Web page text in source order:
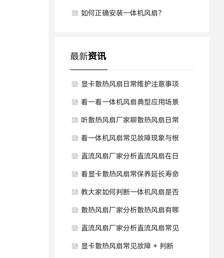
特点？
如何正确安装一体机风扇？
最新资讯
显卡散热风扇日常维护注意事项
是什么？
看一看一体机风扇典型应用场景
有哪些？
听散热风扇厂家聊散热风扇日常
使用注意事项是什么？
看一体机风扇常见故障现象与根
本原因是什么？
直流风扇厂家分析直流风扇在日
常中需要做哪些维护保养？
看显卡散热风扇常保养延长寿命
要点有哪些？
教大家如何判断一体机风扇是否
需要更换？
散热风扇厂家分析散热风扇有哪
些主要分类？
直流风扇厂家分析直流风扇常见
故障及原因是什么？
显卡散热风扇常见故障 + 判断